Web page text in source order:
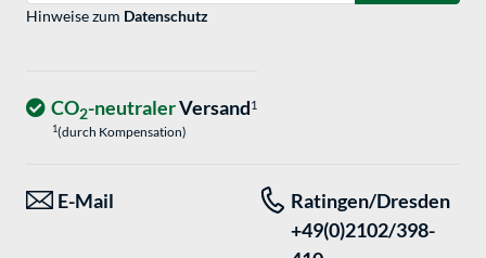
Hinweise zum Datenschutz
CO2-neutralerVersand1
1(durch Kompensation)
E-Mail
Ratingen/Dresden
+49(0)2102/398-